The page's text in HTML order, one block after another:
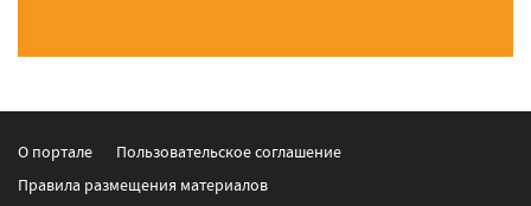
О портале
Пользовательское соглашение
Правила размещения материалов